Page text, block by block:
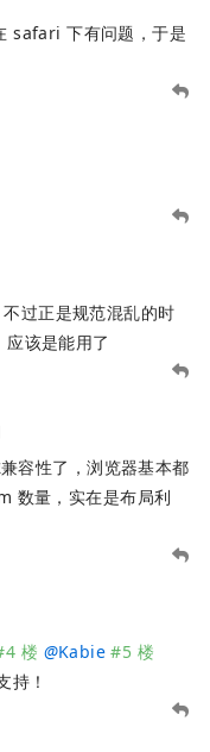
safari 下有问题，于是
过正是规范混乱的时
该是能用了
容性了，浏览器基本都
数量，实在是布局利
楼 @Kabie #5 楼
持！